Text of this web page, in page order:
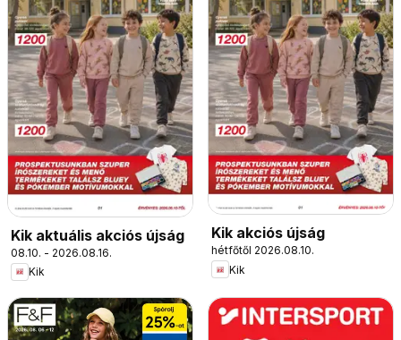
Kik aktuális akciós újság
08.10. - 2026.08.16.
Kik
Kik akciós újság
hétfőtől 2026.08.10.
Kik